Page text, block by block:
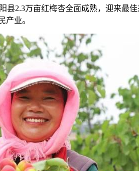
县2.3万亩红梅杏全面成熟，迎来最
产业。